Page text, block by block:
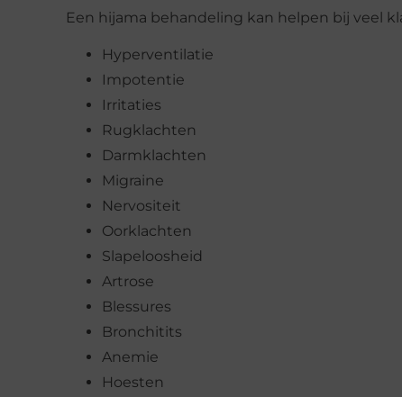
Een hijama behandeling kan helpen bij veel
Hyperventilatie
Impotentie
Irritaties
Rugklachten
Darmklachten
Migraine
Nervositeit
Oorklachten
Slapeloosheid
Artrose
Blessures
Bronchitits
Anemie
Hoesten